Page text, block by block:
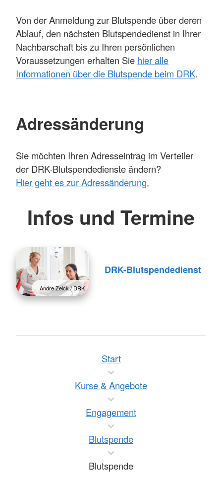
Von der Anmeldung zur Blutspende über deren
Ablauf, den nächsten Blutspendedienst in Ihrer
Nachbarschaft bis zu Ihren persönlichen
Voraussetzungen erhalten Sie hier alle
Informationen über die Blutspende beim DRK.
Adressänderung
Sie möchten Ihren Adresseintrag im Verteiler
der DRK-Blutspendedienste ändern?
Hier geht es zur Adressänderung.
Infos und Termine
Andre Zelck / DRK
DRK-Blutspendedienst
Start
Kurse & Angebote
Engagement
Blutspende
Blutspende